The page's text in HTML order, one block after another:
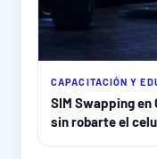
CAPACITACIÓN Y
SIM Swapping en
sin robarte el